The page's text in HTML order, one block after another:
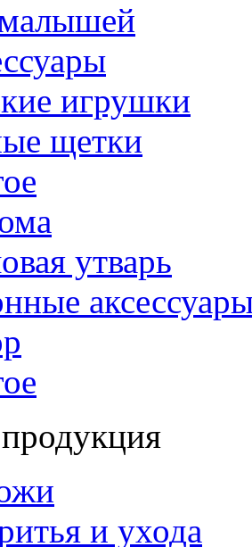
игрушки
щетки
утварь
и ухода